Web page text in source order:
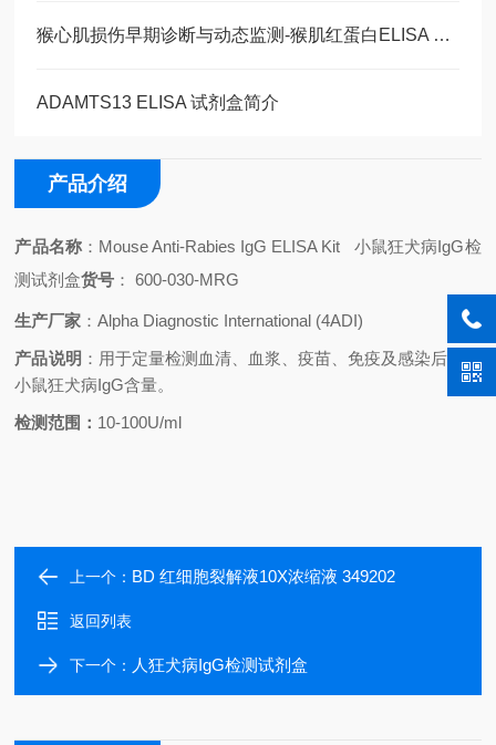
猴心肌损伤早期诊断与动态监测-猴肌红蛋白ELISA 试剂盒
ADAMTS13 ELISA 试剂盒简介
产品介绍
产品名称：Mouse Anti-Rabies IgG ELISA Kit 小鼠狂犬病IgG检
测试剂盒货号 ： 600-030-MRG
生产厂家 ：Alpha Diagnostic International (4ADI)
产品说明 ：用于定量检测血清、血浆、疫苗、免疫及感染后的的
小鼠狂犬病IgG含量。
检测范围： 10-100U/ml
上一个： BD 红细胞裂解液10X浓缩液 349202
返回列表
下一个： 人狂犬病IgG检测试剂盒